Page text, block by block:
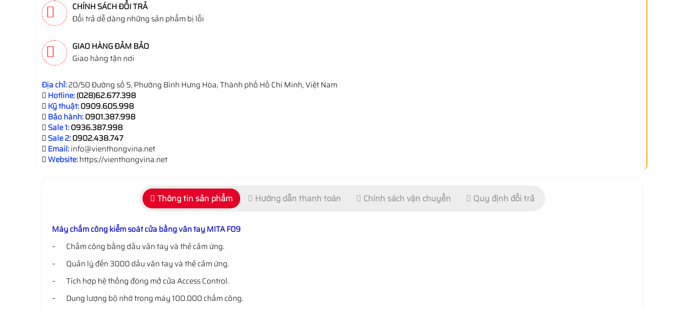
CHÍNH SÁCH ĐỔI TRẢ
Đổi trả dễ dàng những sản phẩm bị lỗi
GIAO HÀNG ĐẢM BẢO
Giao hàng tận nơi
Địa chỉ:20/50 Đường số 5, Phường Bình Hưng Hòa, Thành phố Hồ Chí Minh, Việt Nam
Hotline:(028)62.677.398
Kỹ thuật:0909.605.998
Bảo hành:0901.387.998
Sale 1:0936.387.998
Sale 2:0902.438.747
Email:info@vienthongvina.net
Website:https://vienthongvina.net
Thông tin sản phẩm Hướng dẫn thanh toán Chính sách vận chuyển Quy định đổi trả
Máy chấm công kiểm soát cửa bằng vân tay MITA F09
– Chấm công bằng dấu vân tay và thẻ cảm ứng.
– Quản lý đến 3000 dấu vân tay và thẻ cảm ứng.
– Tích hợp hệ thống đóng mở cửa Access Control.
– Dung lượng bộ nhớ trong máy 100.000 chấm công.